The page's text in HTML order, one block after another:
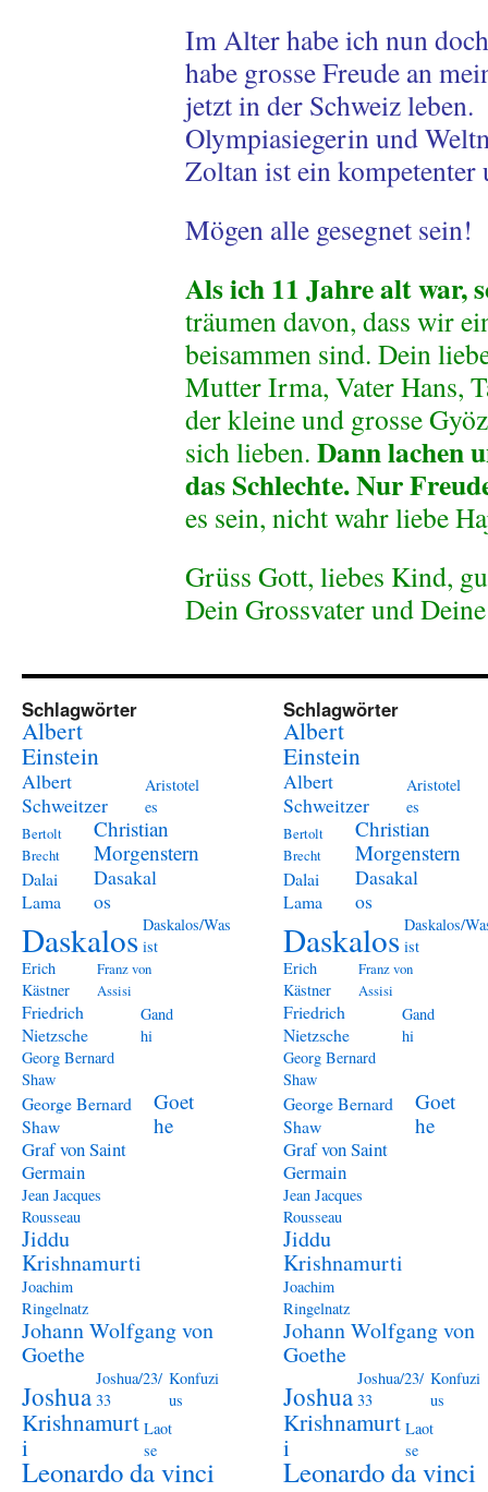
Im Alter habe ich nun
habe grosse Freude an
jetzt in der Schweiz
Olympiasiegerin und
Zoltan ist ein kompetenter
Mögen alle gesegnet sein!
Als ich 11 Jahre alt war,
träumen davon, dass wir
beisammen sind. Dein
Mutter Irma, Vater Hans,
der kleine und grosse
sich lieben. Dann lachen
das Schlechte. Nur
es sein, nicht wahr liebe
Grüss Gott, liebes Kind,
Dein Grossvater und
Schlagwörter
Albert
Einstein
Albert
Schweitzer
Aristotel
es
Bertolt
Brecht
Christian
Morgenstern
Dalai
Lama
Dasakal
os
Daskalos Daskalos/Was
ist
Erich
Kästner
Franz von
Assisi
Friedrich
Nietzsche
Gand
hi
Georg Bernard
Shaw
George Bernard
Shaw
Goet
he
Graf von Saint
Germain
Jean Jacques
Rousseau
Jiddu
Krishnamurti
Joachim
Ringelnatz
Johann Wolfgang von
Goethe
Joshua
Joshua/23/
33
Konfuzi
us
Krishnamurt
i
Laot
se
Leonardo da vinci
Schlagwörter
Albert
Einstein
Albert
Schweitzer
Aristotel
es
Bertolt
Brecht
Christian
Morgenstern
Dalai
Lama
Dasakal
os
Daskalos Daskalos/
ist
Erich
Kästner
Franz von
Assisi
Friedrich
Nietzsche
Gand
hi
Georg Bernard
Shaw
George Bernard
Shaw
Goet
he
Graf von Saint
Germain
Jean Jacques
Rousseau
Jiddu
Krishnamurti
Joachim
Ringelnatz
Johann Wolfgang von
Goethe
Joshua
Joshua/23/
33
Konfuzi
us
Krishnamurt
i
Laot
se
Leonardo da vinci